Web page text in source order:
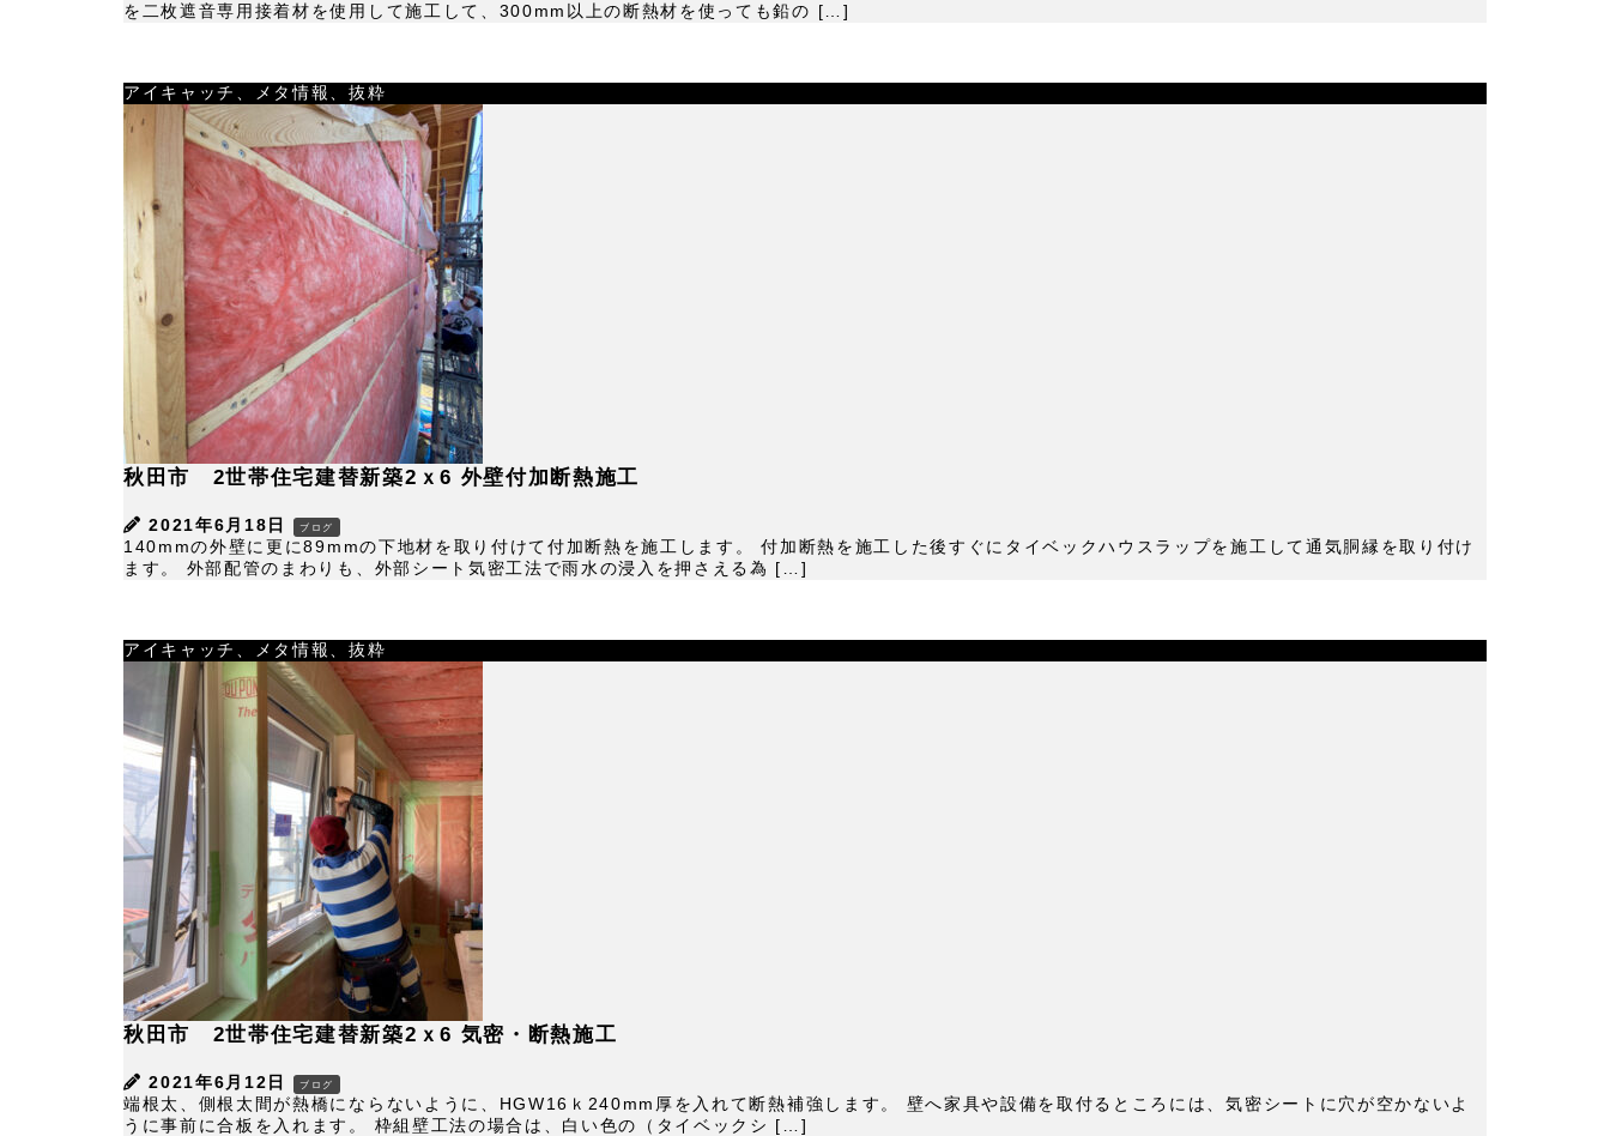
を二枚遮音専用接着材を使用して施工して、300mm以上の断熱材を使っても鉛の […]
アイキャッチ、メタ情報、抜粋
秋田市 2世帯住宅建替新築2ｘ6 外壁付加断熱施工
2021年6月18日 ブログ
140mmの外壁に更に89mmの下地材を取り付けて付加断熱を施工します。 付加断熱を施工した後すぐにタイベックハウスラップを施工して通気胴縁を取り付け
ます。 外部配管のまわりも、外部シート気密工法で雨水の浸入を押さえる為 […]
アイキャッチ、メタ情報、抜粋
秋田市 2世帯住宅建替新築2ｘ6 気密・断熱施工
2021年6月12日 ブログ
端根太、側根太間が熱橋にならないように、HGW16ｋ240mm厚を入れて断熱補強します。 壁へ家具や設備を取付るところには、気密シートに穴が空かないよ
うに事前に合板を入れます。 枠組壁工法の場合は、白い色の（タイベックシ […]